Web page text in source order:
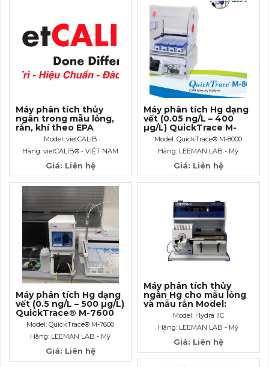
Máy phân tích thủy
ngân trong mẫu lỏng,
rắn, khí theo EPA
Methods 1631
Model: vietCALIB
Hãng: vietCALIB® - VIỆT NAM
Giá: Liên hệ
Máy phân tích Hg dạng
vết (0.05 ng/L – 400
µg/L) QuickTrace M-
8000 Cold Vapor
Atomic Fluorescence
(CVAF) Mercury
Analyzer
Model: QuickTrace® M-8000
Hãng: LEEMAN LAB - Mỹ
Giá: Liên hệ
Máy phân tích Hg dạng
vết (0.5 ng/L – 500 µg/L)
QuickTrace® M-7600
Cold Vapor Atomic
Absorption (CVAA)
Mercury Analyzer
Model: QuickTrace® M-7600
Hãng: LEEMAN LAB - Mỹ
Giá: Liên hệ
Máy phân tích thủy
ngân Hg cho mẫu lỏng
và mẫu rắn Model:
Hydra IICModel: Hydra IIC
Hãng: LEEMAN LAB - Mỹ
Giá: Liên hệ